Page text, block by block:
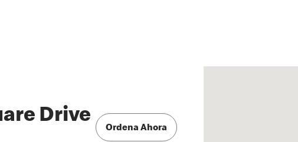
Drive
Ordena Ahora